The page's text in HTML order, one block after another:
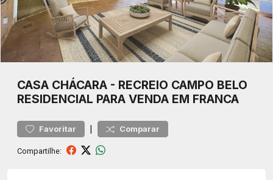
CASA CHÁCARA - RECREIO CAMPO BELO
RESIDENCIAL PARA VENDA EM FRANCA
Favoritar | Comparar
Compartilhe: